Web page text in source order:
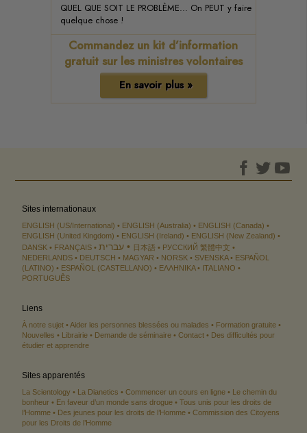
QUEL QUE SOIT LE PROBLÈME... On PEUT y faire
quelque chose !
Commandez un kit d’information
gratuit sur les ministres volontaires
En savoir plus »
Sites internationaux
ENGLISH (US/International) ENGLISH (Australia)
ENGLISH (Canada)
ENGLISH (United Kingdom)
ENGLISH (Ireland)
ENGLISH (New Zealand)
DANSK
FRANÇAIS עברית 日本語 РУССКИЙ 繁體中文
NEDERLANDS
DEUTSCH MAGYAR NORSK SVENSKA
ESPAÑOL
(LATINO)
ESPAÑOL (CASTELLANO) ΕΛΛΗΝΙΚA
ITALIANO
PORTUGUÊS
Liens
À notre sujet Aider les personnes blessées ou malades
Formation gratuite
Nouvelles
Librairie Demande de séminaire Contact
Des difficultés pour
étudier et apprendre
Sites apparentés
La Scientology La Dianetics Commencer un cours en ligne
Le chemin du
bonheur
En faveur d’un monde sans drogue
Tous unis pour les droits de
l’Homme
Des jeunes pour les droits de l’Homme
Commission des Citoyens
pour les Droits de l’Homme